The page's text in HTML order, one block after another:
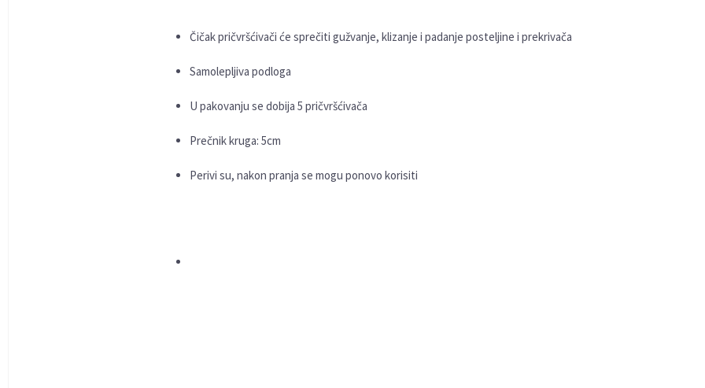
Čičak pričvršćivači će sprečiti gužvanje, klizanje i padanje posteljine i prekrivača
Samolepljiva podloga
U pakovanju se dobija 5 pričvršćivača
Prečnik kruga: 5cm
Perivi su, nakon pranja se mogu ponovo korisiti